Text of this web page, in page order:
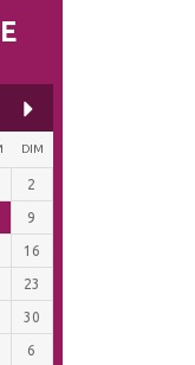
DIM
2
9
16
23
30
6